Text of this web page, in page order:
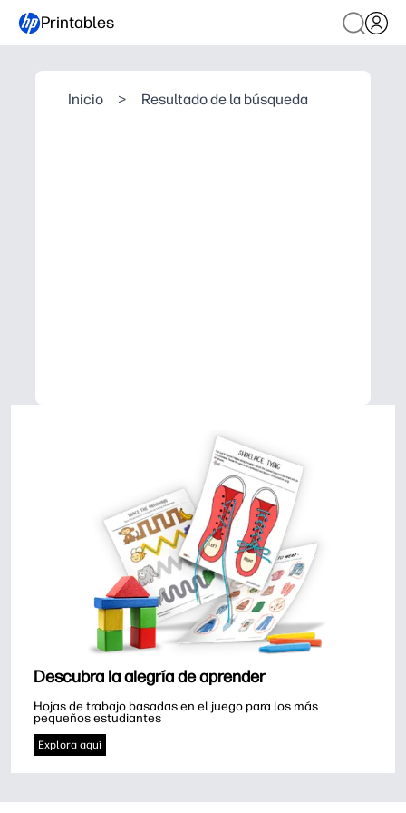
Printables
Inicio > Resultado de la búsqueda
Descubra la alegría de aprender
Hojas de trabajo basadas en el juego para los más
pequeños estudiantes
Explora aquí